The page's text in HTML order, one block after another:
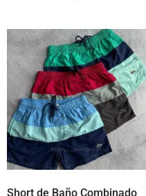
Short de Baño Combinado